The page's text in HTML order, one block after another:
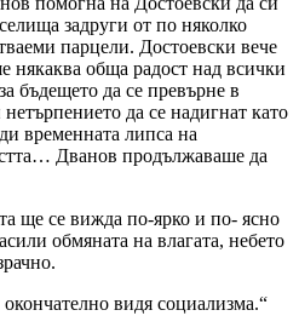
задруги от по няколко
парцели. Достоевски вече
някаква обща радост над всички
бъдещето да се превърне в
да се надигнат като
временната липса на
Дванов продължаваше да
ще се вижда по-ярко и по- ясно
обмяната на влагата, небето
видя социализма.“